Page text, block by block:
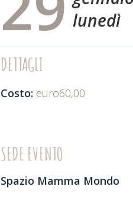
lunedì
DETTAGLI
Costo: euro60,00
SEDE EVENTO
Spazio Mamma Mondo